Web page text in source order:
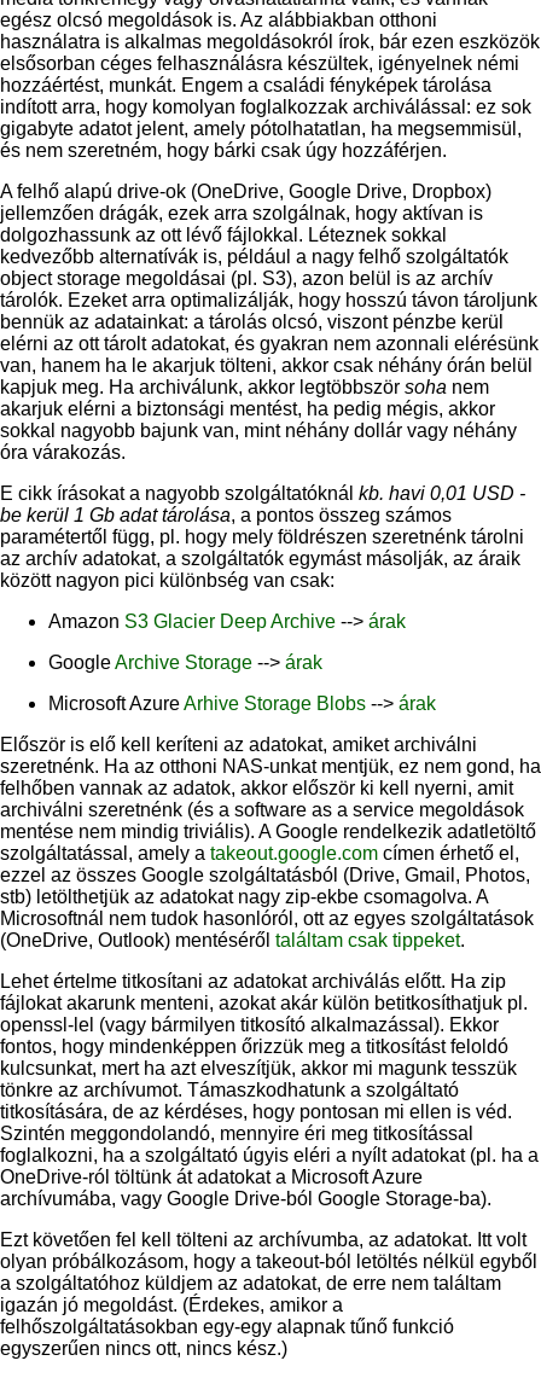
egész olcsó megoldások is. Az alábbiakban otthoni
használatra is alkalmas megoldásokról írok, bár ezen eszközök
elsősorban céges felhasználásra készültek, igényelnek némi
hozzáértést, munkát. Engem a családi fényképek tárolása
indított arra, hogy komolyan foglalkozzak archiválással: ez sok
gigabyte adatot jelent, amely pótolhatatlan, ha megsemmisül,
és nem szeretném, hogy bárki csak úgy hozzáférjen.
A felhő alapú drive-ok (OneDrive, Google Drive, Dropbox)
jellemzően drágák, ezek arra szolgálnak, hogy aktívan is
dolgozhassunk az ott lévő fájlokkal. Léteznek sokkal
kedvezőbb alternatívák is, például a nagy felhő szolgáltatók
object storage megoldásai (pl. S3), azon belül is az archív
tárolók. Ezeket arra optimalizálják, hogy hosszú távon tároljunk
bennük az adatainkat: a tárolás olcsó, viszont pénzbe kerül
elérni az ott tárolt adatokat, és gyakran nem azonnali elérésünk
van, hanem ha le akarjuk tölteni, akkor csak néhány órán belül
kapjuk meg. Ha archiválunk, akkor legtöbbször soha nem
akarjuk elérni a biztonsági mentést, ha pedig mégis, akkor
sokkal nagyobb bajunk van, mint néhány dollár vagy néhány
óra várakozás.
E cikk írásokat a nagyobb szolgáltatóknál kb. havi 0,01 USD -
be kerül 1 Gb adat tárolása, a pontos összeg számos
paramétertől függ, pl. hogy mely földrészen szeretnénk tárolni
az archív adatokat, a szolgáltatók egymást másolják, az áraik
között nagyon pici különbség van csak:
Amazon S3 Glacier Deep Archive --> árak
GoogleArchive Storage --> árak
Microsoft AzureArhive Storage Blobs --> árak
Először is elő kell keríteni az adatokat, amiket archiválni
szeretnénk. Ha az otthoni NAS-unkat mentjük, ez nem gond, ha
felhőben vannak az adatok, akkor először ki kell nyerni, amit
archiválni szeretnénk (és a software as a service megoldások
mentése nem mindig triviális). A Google rendelkezik adatletöltő
szolgáltatással, amely a takeout.google.com címen érhető el,
ezzel az összes Google szolgáltatásból (Drive, Gmail, Photos,
stb) letölthetjük az adatokat nagy zip-ekbe csomagolva. A
Microsoftnál nem tudok hasonlóról, ott az egyes szolgáltatások
(OneDrive, Outlook) mentéséről találtam csak tippeket.
Lehet értelme titkosítani az adatokat archiválás előtt. Ha zip
fájlokat akarunk menteni, azokat akár külön betitkosíthatjuk pl.
openssl-lel (vagy bármilyen titkosító alkalmazással). Ekkor
fontos, hogy mindenképpen őrizzük meg a titkosítást feloldó
kulcsunkat, mert ha azt elveszítjük, akkor mi magunk tesszük
tönkre az archívumot. Támaszkodhatunk a szolgáltató
titkosítására, de az kérdéses, hogy pontosan mi ellen is véd.
Szintén meggondolandó, mennyire éri meg titkosítással
foglalkozni, ha a szolgáltató úgyis eléri a nyílt adatokat (pl. ha a
OneDrive-ról töltünk át adatokat a Microsoft Azure
archívumába, vagy Google Drive-ból Google Storage-ba).
Ezt követően fel kell tölteni az archívumba, az adatokat. Itt volt
olyan próbálkozásom, hogy a takeout-ból letöltés nélkül egyből
a szolgáltatóhoz küldjem az adatokat, de erre nem találtam
igazán jó megoldást. (Érdekes, amikor a
felhőszolgáltatásokban egy-egy alapnak tűnő funkció
egyszerűen nincs ott, nincs kész.)